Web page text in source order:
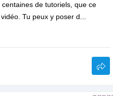
de tutoriels, que ce
Tu peux y poser d...